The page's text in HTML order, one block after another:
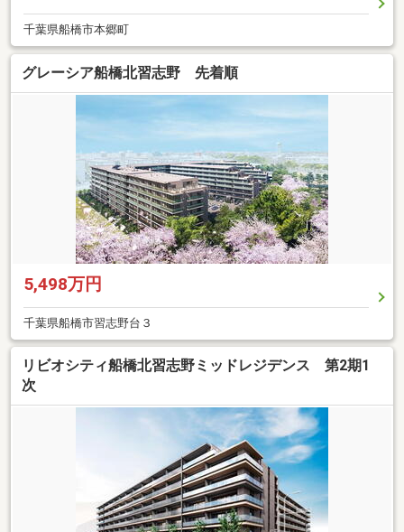
千葉県船橋市本郷町
グレーシア船橋北習志野 先着順
5,498万円
千葉県船橋市習志野台３
リビオシティ船橋北習志野ミッドレジデンス 第2期1
次